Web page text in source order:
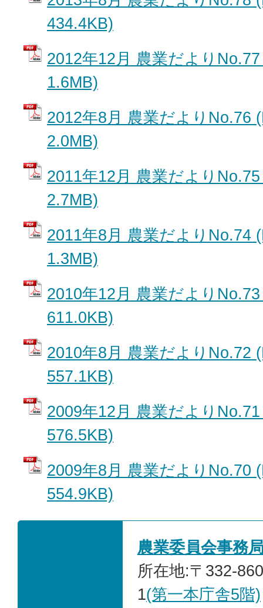
434.4KB)
2012年12月 農業だより
1.6MB)
2012年8月 農業だよりNo.76
2.0MB)
2011年12月 農業だより
2.7MB)
2011年8月 農業だよりNo.74
1.3MB)
2010年12月 農業だより
611.0KB)
2010年8月 農業だよりNo.72
557.1KB)
2009年12月 農業だより
576.5KB)
2009年8月 農業だよりNo.70
554.9KB)
農業委員会事務
所在地:〒332-
1(第一本庁舎5階)